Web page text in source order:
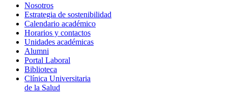
Nosotros
Estrategia de sostenibilidad
Calendario académico
Horarios y contactos
Unidades académicas
Alumni
Portal Laboral
Biblioteca
Clínica Universitaria
de la Salud